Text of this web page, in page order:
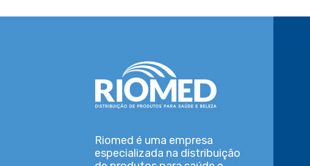
Riomed é uma empresa
especializada na distribuição